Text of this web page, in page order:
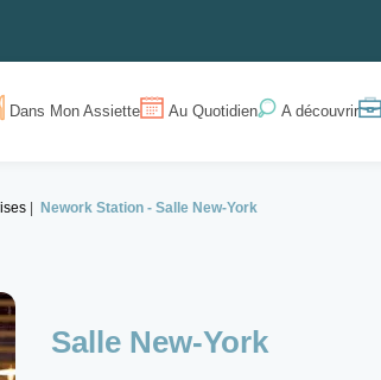
Dans Mon Assiette Au Quotidien A découvrir
Nework Station -Salle New-York
Salle New-York